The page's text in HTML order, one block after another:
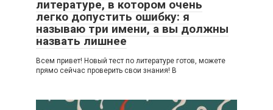
литературе, в котором очень
легко допустить ошибку: я
называю три имени, а вы должны
назвать лишнее
Всем привет! Новый тест по литературе готов, можете
прямо сейчас проверить свои знания! В